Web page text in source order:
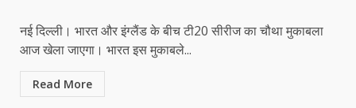
नई दिल्ली। भारत और इंग्लैंड के बीच टी20 सीरीज का चौथा मुकाबला
आज खेला जाएगा। भारत इस मुकाबले...
Read More